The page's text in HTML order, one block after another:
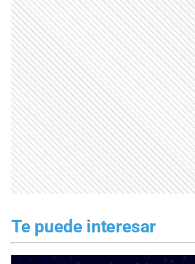
Te puede interesar